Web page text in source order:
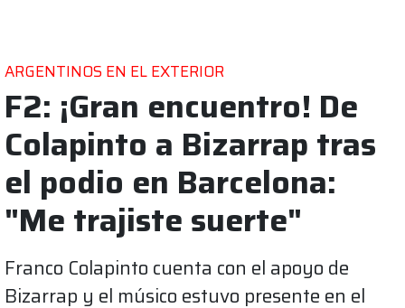
ARGENTINOS EN EL EXTERIOR
F2: ¡Gran encuentro! De
Colapinto a Bizarrap tras
el podio en Barcelona:
"Me trajiste suerte"
Franco Colapinto cuenta con el apoyo de
Bizarrap y el músico estuvo presente en el